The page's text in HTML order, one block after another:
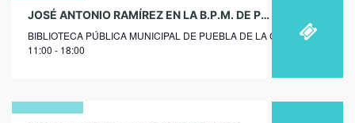
19
diciembre
2017
JOSÉ ANTONIO RAMÍREZ EN LA B.P.M. DE PUEBLA DE LA CALZADA
BIBLIOTECA PÚBLICA MUNICIPAL DE PUEBLA DE LA CALZADA
11:00 - 18:00